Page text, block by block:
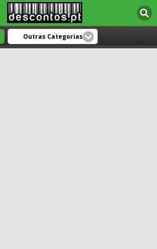
Outras Categorias